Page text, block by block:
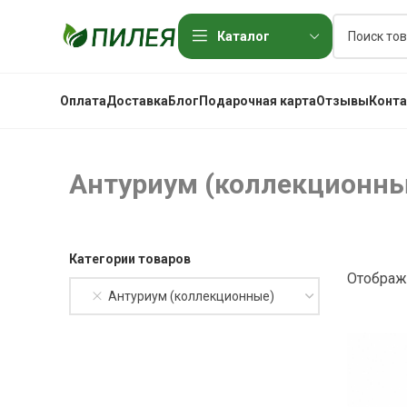
Каталог
ОплатаДоставка Блог Подарочная картаОтзывы
Антуриум
Категории товаров
Антуриум (коллекционные)